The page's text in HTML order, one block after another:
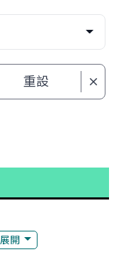
重設
展開